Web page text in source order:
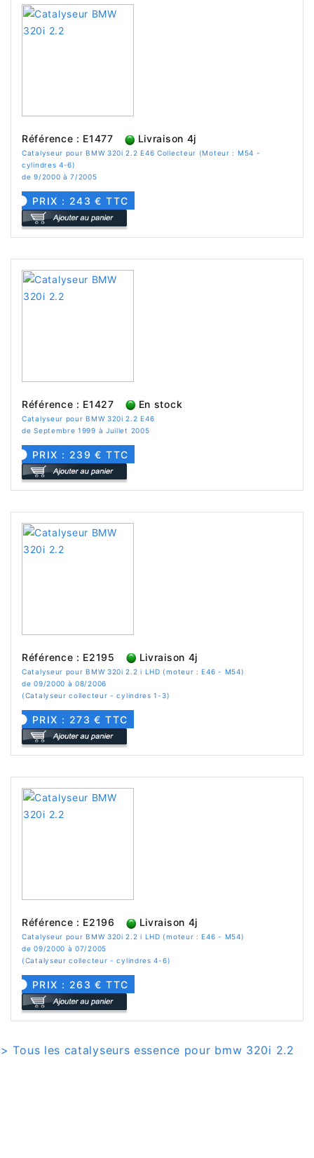
Référence : E1477 Livraison 4j
Catalyseur pour BMW 320i 2.2 E46 Collecteur (Moteur : M54 -
cylindres 4-6)
de 9/2000 à 7/2005
PRIX : 243 € TTC
Référence : E1427 En stock
Catalyseur pour BMW 320i 2.2 E46
de Septembre 1999 à Juillet 2005
PRIX : 239 € TTC
Référence : E2195 Livraison 4j
Catalyseur pour BMW 320i 2.2 i LHD (moteur : E46 - M54)
de 09/2000 à 08/2006
(Catalyseur collecteur - cylindres 1-3)
PRIX : 273 € TTC
Référence : E2196 Livraison 4j
Catalyseur pour BMW 320i 2.2 i LHD (moteur : E46 - M54)
de 09/2000 à 07/2005
(Catalyseur collecteur - cylindres 4-6)
PRIX : 263 € TTC
> Tous les catalyseurs essence pour bmw 320i 2.2